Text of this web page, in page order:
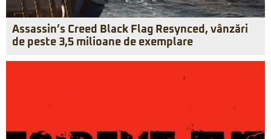
Assassin’s Creed Black Flag Resynced, vânzări
de peste 3,5 milioane de exemplare